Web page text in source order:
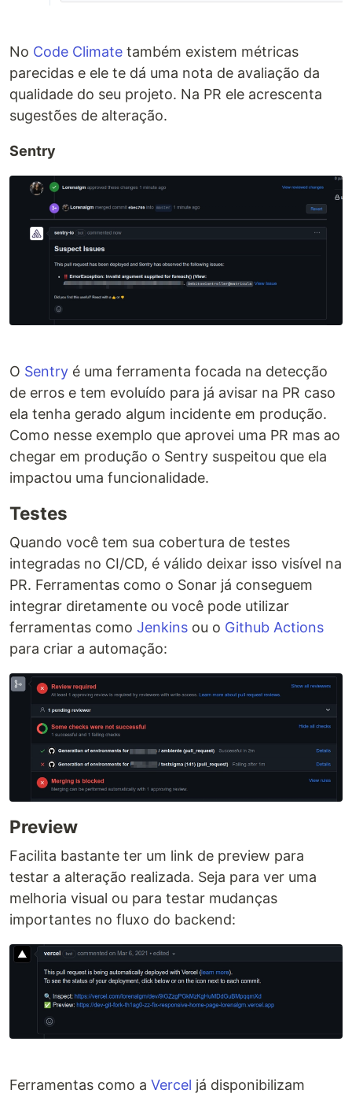
No Code Climate também existem métricas
parecidas e ele te dá uma nota de avaliação da
qualidade do seu projeto. Na PR ele acrescenta
sugestões de alteração.
Sentry
O Sentry é uma ferramenta focada na detecção
de erros e tem evoluído para já avisar na PR caso
ela tenha gerado algum incidente em produção.
Como nesse exemplo que aprovei uma PR mas ao
chegar em produção o Sentry suspeitou que ela
impactou uma funcionalidade.
Testes
Quando você tem sua cobertura de testes
integradas no CI/CD, é válido deixar isso visível na
PR. Ferramentas como o Sonar já conseguem
integrar diretamente ou você pode utilizar
ferramentas como Jenkins ou o Github Actions
para criar a automação:
Preview
Facilita bastante ter um link de preview para
testar a alteração realizada. Seja para ver uma
melhoria visual ou para testar mudanças
importantes no fluxo do backend:
Ferramentas como a Vercel já disponibilizam